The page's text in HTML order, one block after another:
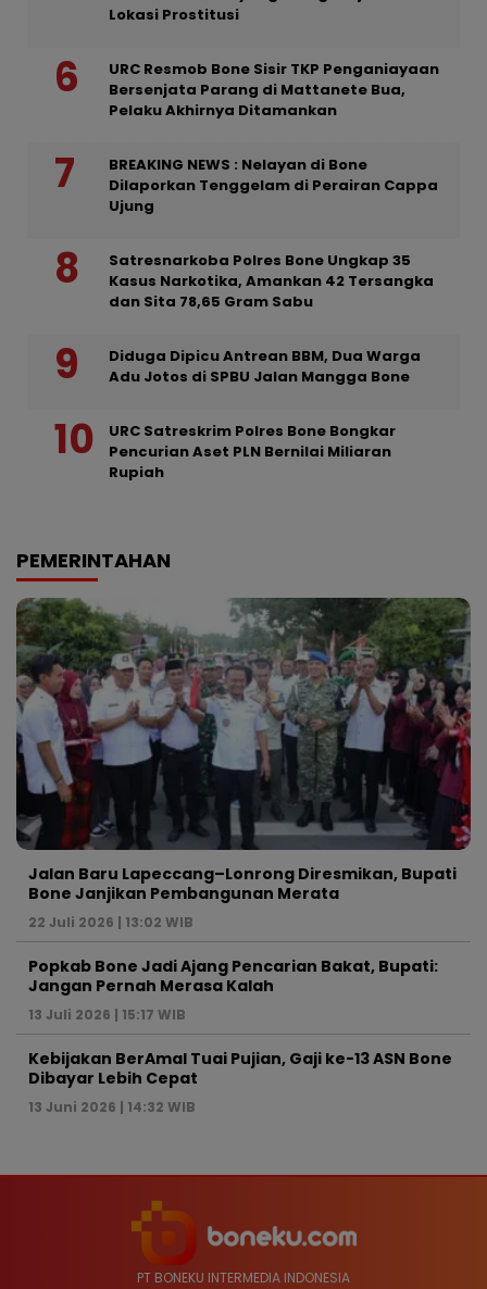
Lokasi Prostitusi
URC Resmob Bone Sisir TKP Penganiayaan
Bersenjata Parang di Mattanete Bua,
Pelaku Akhirnya Ditamankan
BREAKING NEWS : Nelayan di Bone
Dilaporkan Tenggelam di Perairan Cappa
Ujung
Satresnarkoba Polres Bone Ungkap 35
Kasus Narkotika, Amankan 42 Tersangka
dan Sita 78,65 Gram Sabu
Diduga Dipicu Antrean BBM, Dua Warga
Adu Jotos di SPBU Jalan Mangga Bone
URC Satreskrim Polres Bone Bongkar
Pencurian Aset PLN Bernilai Miliaran
Rupiah
PEMERINTAHAN
Jalan Baru Lapeccang–Lonrong Diresmikan, Bupati
Bone Janjikan Pembangunan Merata
22 Juli 2026 | 13:02 WIB
Popkab Bone Jadi Ajang Pencarian Bakat, Bupati:
Jangan Pernah Merasa Kalah
13 Juli 2026 | 15:17 WIB
Kebijakan BerAmal Tuai Pujian, Gaji ke-13 ASN Bone
Dibayar Lebih Cepat
13 Juni 2026 | 14:32 WIB
PT BONEKU INTERMEDIA INDONESIA